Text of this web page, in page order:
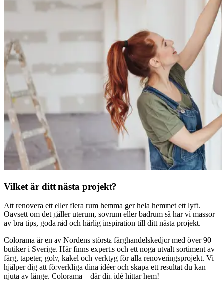
Vilket är ditt nästa projekt?
Att renovera ett eller flera rum hemma ger hela hemmet ett lyft.
Oavsett om det gäller uterum, sovrum eller badrum så har vi massor
av bra tips, goda råd och härlig inspiration till ditt nästa projekt.
Colorama är en av Nordens största färghandelskedjor med över 90
butiker i Sverige. Här finns expertis och ett noga utvalt sortiment av
färg, tapeter, golv, kakel och verktyg för alla renoveringsprojekt. Vi
hjälper dig att förverkliga dina idéer och skapa ett resultat du kan
njuta av länge. Colorama – där din idé hittar hem!